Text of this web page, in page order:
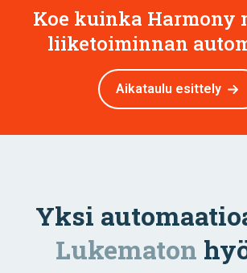
Koe kuinka Harmony
liiketoiminnan
Aikataulu esittely
Yksi
Lukematon